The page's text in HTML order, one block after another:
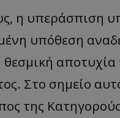
η υπεράσπιση
υπόθεση
αποτυχία
Στο σημείο
της